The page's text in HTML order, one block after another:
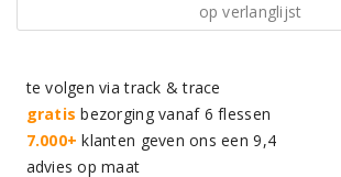
op verlanglijst
te volgen via track & trace
gratis bezorging vanaf 6 flessen
7.000+ klanten geven ons een 9,4
advies op maat